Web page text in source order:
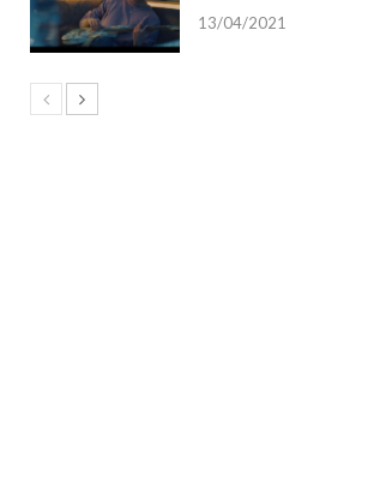
13/04/2021